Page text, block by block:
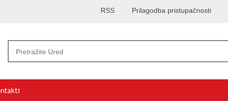
Prilagodba pristupačnosti
RSS